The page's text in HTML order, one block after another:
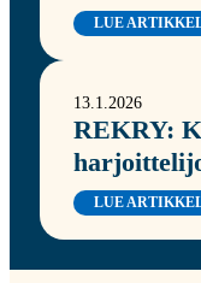
LUE
13.1.2026
REKRY:
LUE